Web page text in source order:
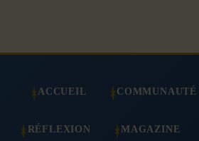
ACCUEIL COMMUNAUTÉ
RÉFLEXION MAGAZINE